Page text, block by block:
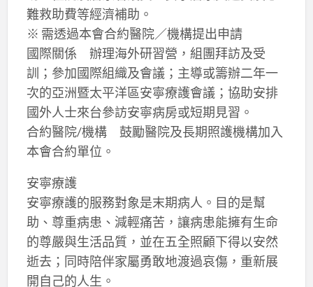
難救助費等經濟補助。
※ 需透過本會合約醫院／機構提出申請
國際關係 辦理海外研習營，組團拜訪及受
訓；參加國際組織及會議；主導或籌辦二年一
次的亞洲暨太平洋區安寧療護會議；協助安排
國外人士來台參訪安寧病房或短期見習。
合約醫院/機構 鼓勵醫院及長期照護機構加入
本會合約單位。
安寧療護
安寧療護的服務對象是末期病人。目的是幫
助、尊重病患、減輕痛苦，讓病患能擁有生命
的尊嚴與生活品質，並在五全照顧下得以安然
逝去；同時陪伴家屬勇敢地渡過哀傷，重新展
開自己的人生。